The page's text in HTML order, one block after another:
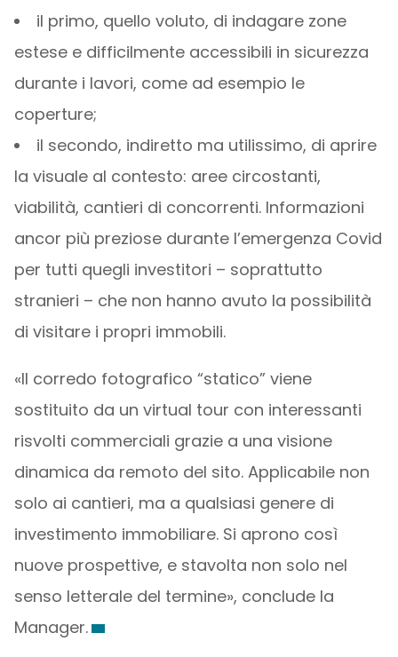
il primo, quello voluto, di indagare zone
estese e difficilmente accessibili in sicurezza
durante i lavori, come ad esempio le
coperture;
il secondo, indiretto ma utilissimo, di aprire
la visuale al contesto: aree circostanti,
viabilità, cantieri di concorrenti. Informazioni
ancor più preziose durante l’emergenza Covid
per tutti quegli investitori – soprattutto
stranieri – che non hanno avuto la possibilità
di visitare i propri immobili.
«Il corredo fotografico “statico” viene
sostituito da un virtual tour con interessanti
risvolti commerciali grazie a una visione
dinamica da remoto del sito. Applicabile non
solo ai cantieri, ma a qualsiasi genere di
investimento immobiliare. Si aprono così
nuove prospettive, e stavolta non solo nel
senso letterale del termine», conclude la
Manager.